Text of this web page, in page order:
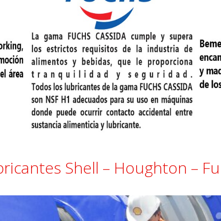
Shell – Houghton –